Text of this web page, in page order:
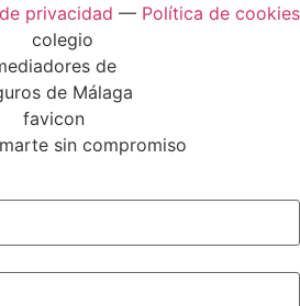
privacidad — Política de cookies
sin compromiso